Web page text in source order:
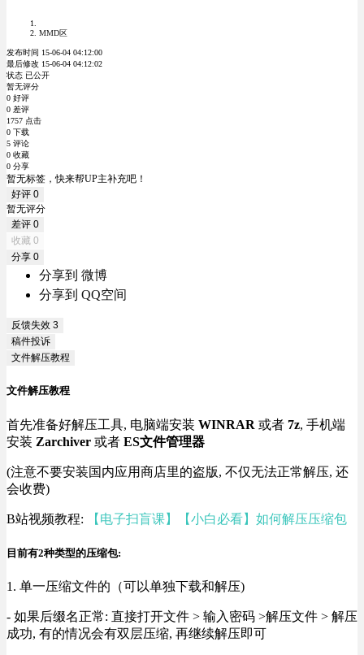
MMD区
发布时间 15-06-04 04:12:00
最后修改 15-06-04 04:12:02
状态 已公开
暂无评分
0 好评
0 差评
1757 点击
0 下载
5 评论
0 收藏
0 分享
暂无标签，快来帮UP主补充吧！
好评 0
暂无评分
差评 0
收藏 0
分享 0
分享到 微博
分享到 QQ空间
反馈失效 3
稿件投诉
文件解压教程
文件解压教程
首先准备好解压工具, 电脑端安装 WINRAR 或者 7z, 手机端
安装 Zarchiver 或者 ES文件管理器
(注意不要安装国内应用商店里的盗版, 不仅无法正常解压, 还
会收费)
B站视频教程: 【电子扫盲课】【小白必看】如何解压压缩包
目前有2种类型的压缩包:
1. 单一压缩文件的（可以单独下载和解压)
- 如果后缀名正常: 直接打开文件 > 输入密码 >解压文件 > 解压
成功, 有的情况会有双层压缩, 再继续解压即可